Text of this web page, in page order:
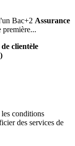
Bac+2 Assurance
clientèle
conditions
des services de